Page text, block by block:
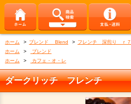
ホーム > ブレンド Blend > フレンチ 深煎り ｒ７
ホーム
>
ブレンド
ホーム
> カフェ・オ・レ
ダークリッチ フレンチ